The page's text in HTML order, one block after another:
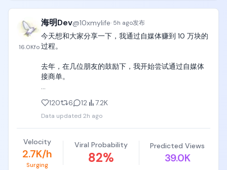
和商业化倾斜不满，干脆选择离职单干。
Sacks的判断是，前沿模型市场正在演化成Anthropic
和OpenAI两家掌控前沿智能的双寡头格局，它们握有
云服务提供商。
(Elon Web Services)单季就进账26亿美元，主要是把
Colossus服务器集群租给了Anthropic这类机构。虽
星链和星舰的协同效应也很亮眼，星链单季营收43亿
美元，调整后EBITDA达26亿美元，订阅用户数1200
万，同比翻了一倍，预计未来年化自由现金流能到
16.0Kfo
海明Dev@10xmylife· 5h ago发布
今天想和大家分享一下，我通过自媒体赚到 10 万块的
过程。
去年，在几位朋友的鼓励下，我开始尝试通过自媒体
接商单。
时候，收入刚好超过了 10 万。
所以这期内容，我想把自己从开始接单，到最后完成
结算的整个过程，完整地分享给大家。
商业合作的背后
120 6 12 7.2K
Data updated 2h ago
Velocity
2.7K/h
Surging
Viral Probability
82%
Predicted Views
39.0K